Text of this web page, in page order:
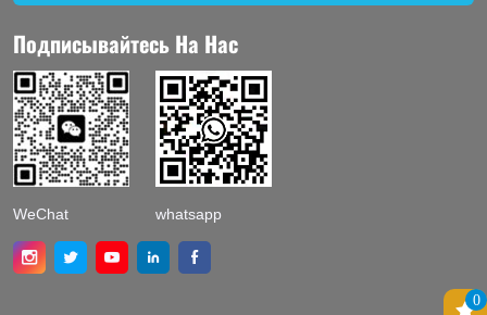
Подписывайтесь На Нас
WeChat whatsapp
0